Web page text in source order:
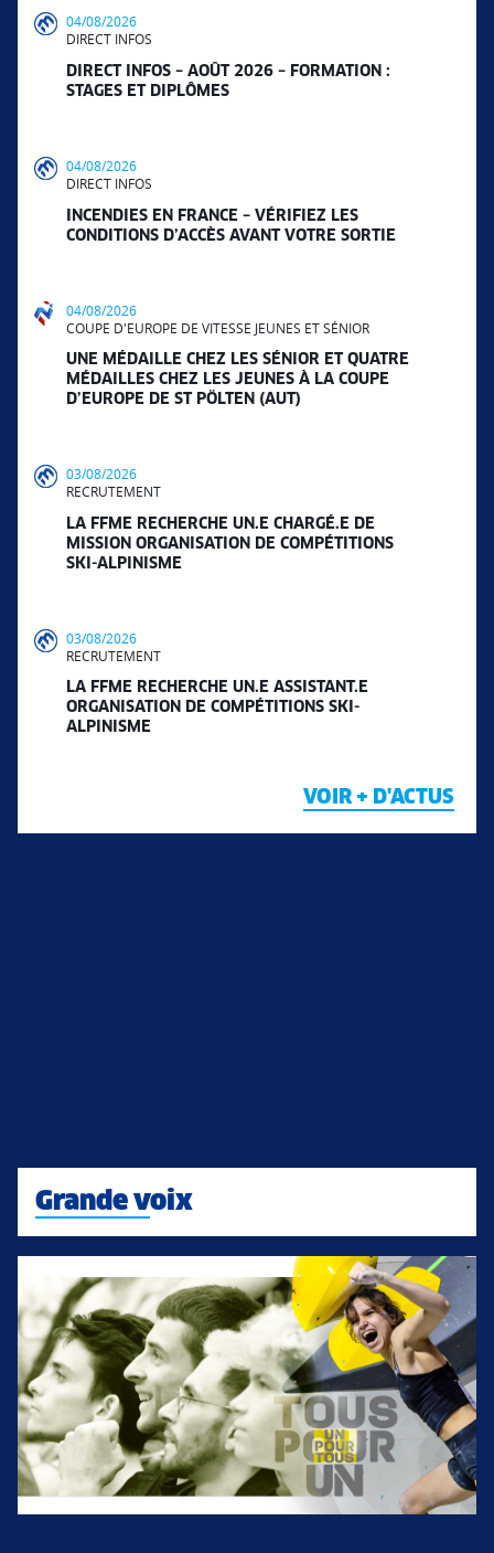
04/08/2026
DIRECT INFOS
DIRECT INFOS – AOÛT 2026 – FORMATION :
STAGES ET DIPLÔMES
04/08/2026
DIRECT INFOS
INCENDIES EN FRANCE – VÉRIFIEZ LES
CONDITIONS D’ACCÈS AVANT VOTRE SORTIE
04/08/2026
COUPE D'EUROPE DE VITESSE JEUNES ET SÉNIOR
UNE MÉDAILLE CHEZ LES SÉNIOR ET QUATRE
MÉDAILLES CHEZ LES JEUNES À LA COUPE
D’EUROPE DE ST PÖLTEN (AUT)
03/08/2026
RECRUTEMENT
LA FFME RECHERCHE UN.E CHARGÉ.E DE
MISSION ORGANISATION DE COMPÉTITIONS
SKI-ALPINISME
03/08/2026
RECRUTEMENT
LA FFME RECHERCHE UN.E ASSISTANT.E
ORGANISATION DE COMPÉTITIONS SKI-
ALPINISME
VOIR + D'ACTUS
Grande voix